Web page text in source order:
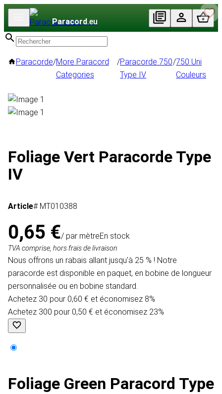
Paracord.eu
Paracorde/More Paracord
Categories
/Paracorde 750
Type IV
/750 Uni
Couleurs
Foliage Vert Paracorde Type
IV
Article# MT010388
0,65 €/ par mètreEn stock
TVA comprise, hors frais de livraison
Nous offrons un rabais allant jusqu'à 25 % ! Notre
paracorde est disponible en paquet, en bobine de longueur
personnalisée ou en bobine standard.
Achetez 30 pour 0,60 € et économisez 8%
Achetez 300 pour 0,50 € et économisez 23%
Foliage Green Paracord Type